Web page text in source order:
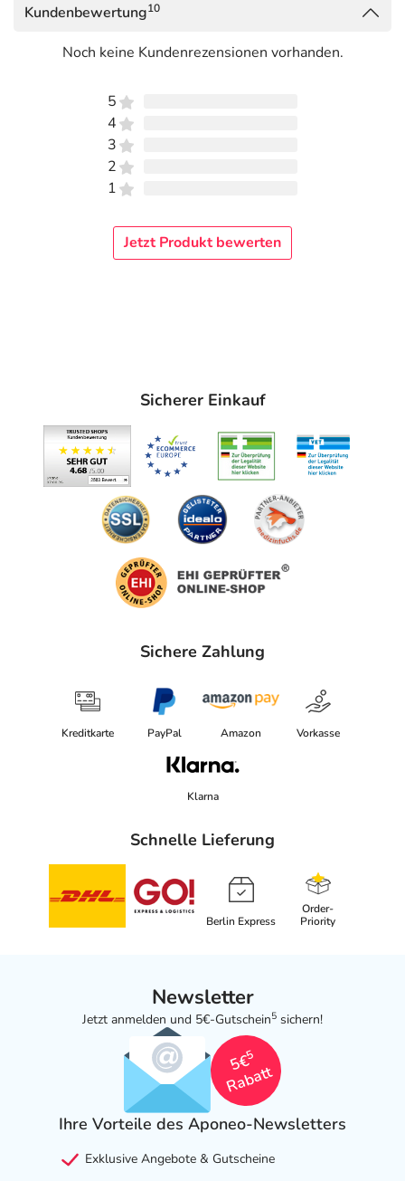
Kundenbewertung10
Noch keine Kundenrezensionen vorhanden.
5
4
3
2
1
Jetzt Produkt bewerten
Sicherer Einkauf
Sichere Zahlung
Kreditkarte PayPal Amazon Vorkasse
Klarna
Schnelle Lieferung
Berlin Express
Order-
Priority
Newsletter
Jetzt anmelden und 5€-Gutschein5 sichern!
5€
5
Rabatt
Ihre Vorteile des Aponeo-Newsletters
Exklusive Angebote & Gutscheine